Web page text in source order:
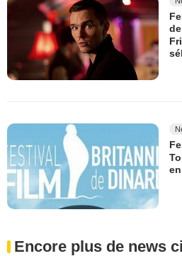
Encore plus de news